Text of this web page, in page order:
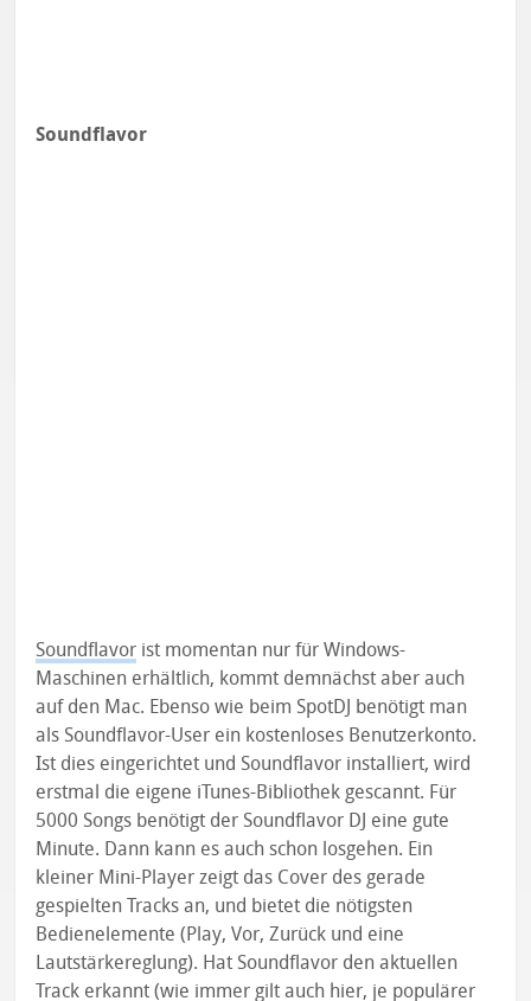
Soundflavor
Soundflavor ist momentan nur für Windows-
Maschinen erhältlich, kommt demnächst aber auch
auf den Mac. Ebenso wie beim SpotDJ benötigt man
als Soundflavor-User ein kostenloses Benutzerkonto.
Ist dies eingerichtet und Soundflavor installiert, wird
erstmal die eigene iTunes-Bibliothek gescannt. Für
5000 Songs benötigt der Soundflavor DJ eine gute
Minute. Dann kann es auch schon losgehen. Ein
kleiner Mini-Player zeigt das Cover des gerade
gespielten Tracks an, und bietet die nötigsten
Bedienelemente (Play, Vor, Zurück und eine
Lautstärkereglung). Hat Soundflavor den aktuellen
Track erkannt (wie immer gilt auch hier, je populärer